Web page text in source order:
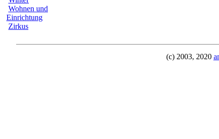
Wohnen und
Einrichtung
Zirkus
(c) 2003, 2020